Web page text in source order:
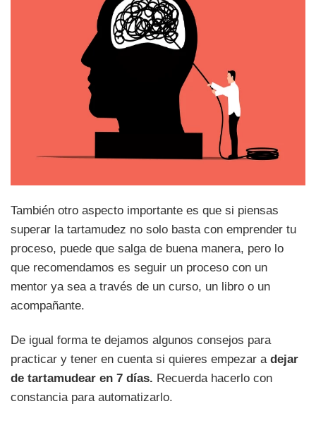
También otro aspecto importante es que si piensas
superar la tartamudez no solo basta con emprender tu
proceso, puede que salga de buena manera, pero lo
que recomendamos es seguir un proceso con un
mentor ya sea a través de un curso, un libro o un
acompañante.
De igual forma te dejamos algunos consejos para
practicar y tener en cuenta si quieres empezar a dejar
de tartamudear en 7 días. Recuerda hacerlo con
constancia para automatizarlo.